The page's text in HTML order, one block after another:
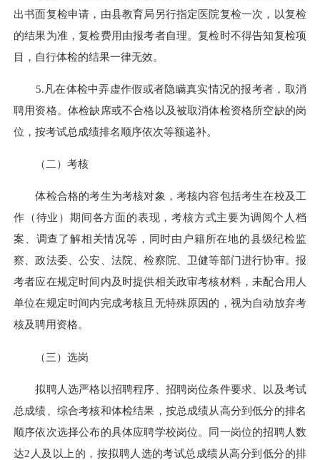
出书面复检申请，由县教育局另行指定医院复检一次，以复检
的结果为准，复检费用由报考者自理。复检时不得告知复检项
目，自行体检的结果一律无效。
5.凡在体检中弄虚作假或者隐瞒真实情况的报考者，取消
聘用资格。体检缺席或不合格以及被取消体检资格所空缺的岗
位，按考试总成绩排名顺序依次等额递补。
（二）考核
体检合格的考生为考核对象，考核内容包括考生在校及工
作（待业）期间各方面的表现，考核方式主要为调阅个人档
案、调查了解相关情况等，同时由户籍所在地的县级纪检监
察、政法委、公安、法院、检察院、卫健等部门进行协审。报
考者应在规定时间内及时提供相关政审考核材料，未配合用人
单位在规定时间内完成考核且无特殊原因的，视为自动放弃考
核及聘用资格。
（三）选岗
拟聘人选严格以招聘程序、招聘岗位条件要求、以及考试
总成绩、综合考核和体检结果，按总成绩从高分到低分的排名
顺序依次选择公布的具体应聘学校岗位。同一岗位的招聘人数
达2人及以上的，按拟聘人选的考试总成绩从高分到低分的排